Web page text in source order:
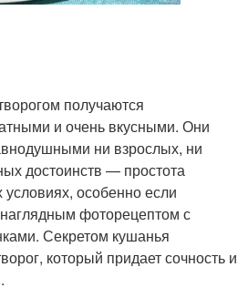
получаются
и очень вкусными. Они
ни взрослых, ни
достоинств — простота
особенно если
фоторецептом с
Секретом кушанья
который придает сочность и